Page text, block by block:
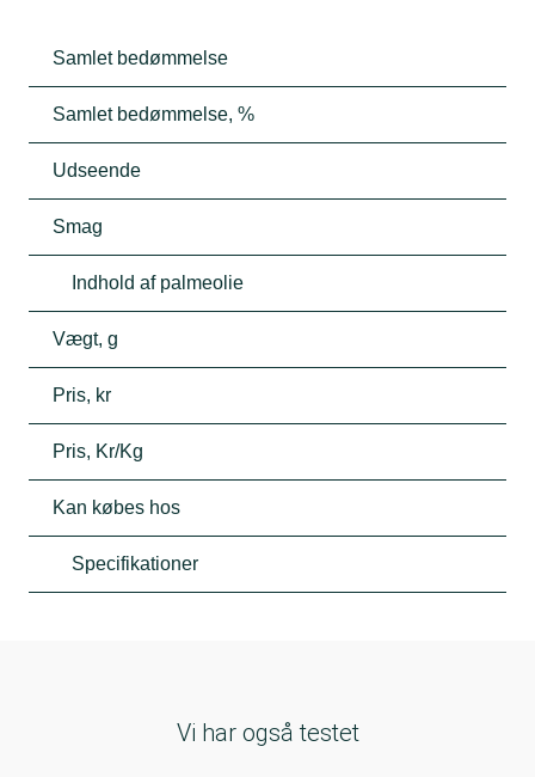
Samlet bedømmelse
Samlet bedømmelse, %
Udseende
Smag
Indhold af palmeolie
Vægt, g
Pris, kr
Pris, Kr/Kg
Kan købes hos
Specifikationer
Vi har også testet